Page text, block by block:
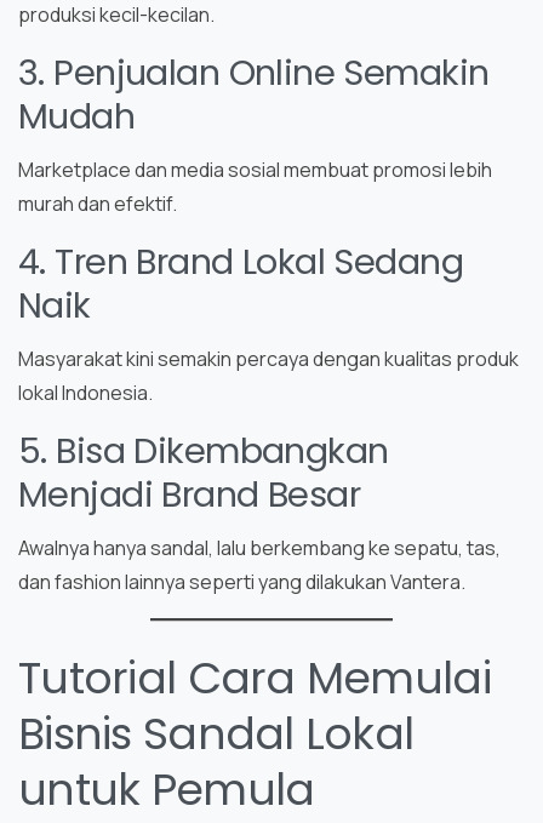
produksi kecil-kecilan.
3. Penjualan Online Semakin
Mudah
Marketplace dan media sosial membuat promosi lebih
murah dan efektif.
4. Tren Brand Lokal Sedang
Naik
Masyarakat kini semakin percaya dengan kualitas produk
lokal Indonesia.
5. Bisa Dikembangkan
Menjadi Brand Besar
Awalnya hanya sandal, lalu berkembang ke sepatu, tas,
dan fashion lainnya seperti yang dilakukan Vantera.
Tutorial Cara Memulai
Bisnis Sandal Lokal
untuk Pemula